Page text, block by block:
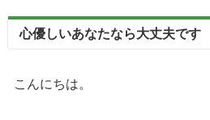
心優しいあなたなら大丈夫です
こんにちは。